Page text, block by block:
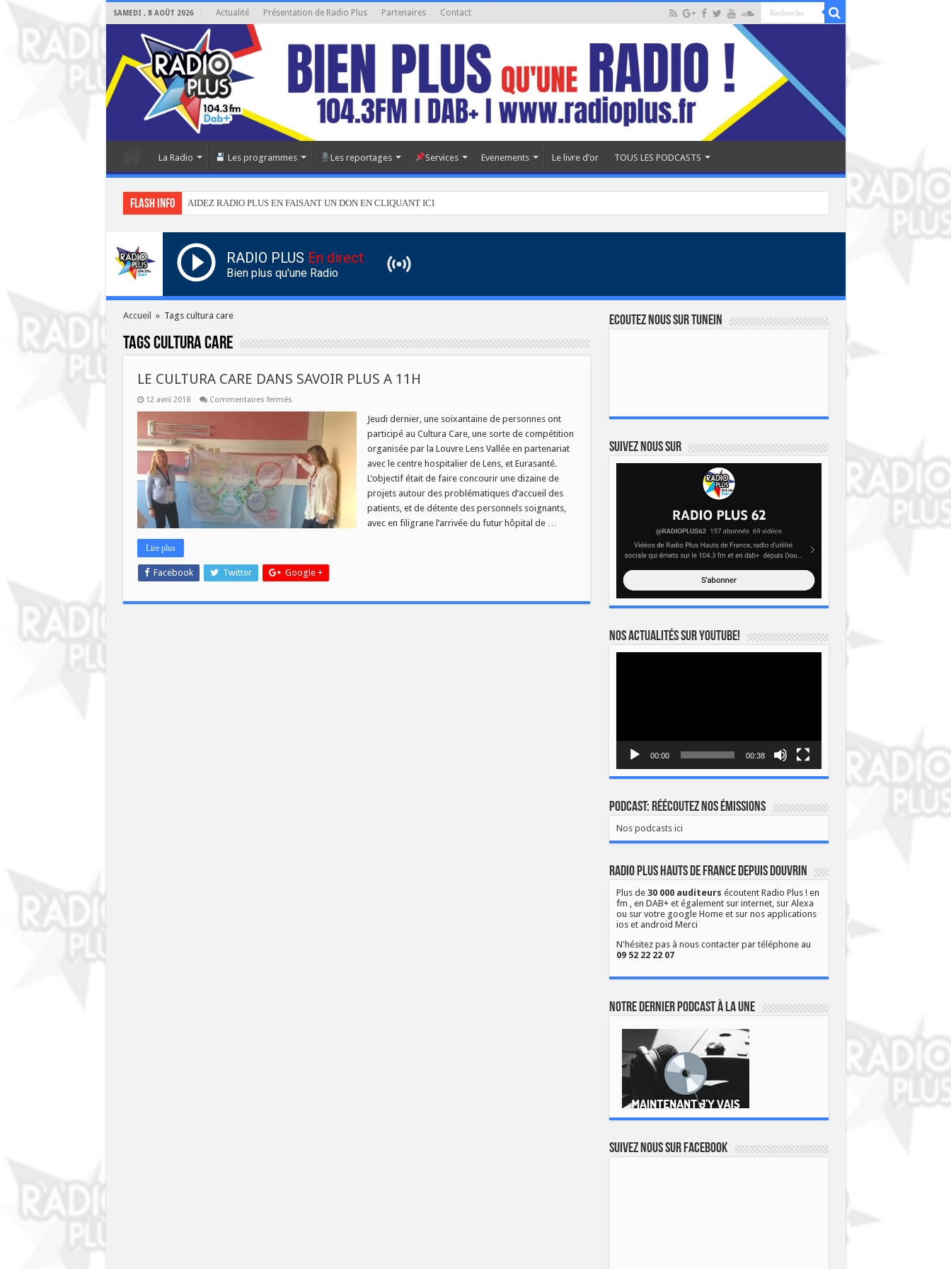
SAMEDI , 8 AOÛT 2026 Actualité Présentation de Radio Plus Partenaires Contact
La Radio Les programmes Les reportages Services Evenements Le livre d’or TOUS LES PODCASTS
Flash info AIDEZ RADIO PLUS EN FAISANT UN DON EN CLIQUANT ICI
RADIO PLUS En direct
Bien plus qu'une Radio
Accueil » Tags cultura care
Tagscultura care
LE CULTURA CARE DANS SAVOIR PLUS A 11H
12 avril 2018 Commentaires ferméssur
CULTURA
SAVOIR
PLUS
A
11H
Jeudi dernier, une soixantaine de personnes ont
participé au Cultura Care, une sorte de compétition
organisée par la Louvre Lens Vallée en partenariat
avec le centre hospitalier de Lens, et Eurasanté.
L’objectif était de faire concourir une dizaine de
projets autour des problématiques d’accueil des
patients, et de détente des personnels soignants,
avec en filigrane l’arrivée du futur hôpital de …
Lire plus
Facebook Twitter Google +
Ecoutez nous sur TuneIn
Suivez nous sur
Nos actualités sur YOUTUBE!
00:00 00:38
Podcast: Réécoutez nos émissions
Nos podcasts ici
Radio Plus Hauts de France depuis Douvrin
Plus de 30 000 auditeurs écoutent Radio Plus ! en
fm , en DAB+ et également sur internet, sur Alexa
ou sur votre google Home et sur nos applications
ios et android Merci
N'hésitez pas à nous contacter par téléphone au
09 52 22 22 07
Notre dernier podcast à la une
Suivez nous sur Facebook